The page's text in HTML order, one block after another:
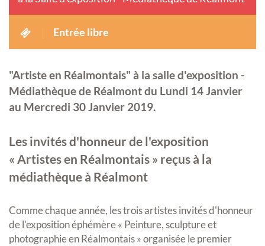
Entrée libre
"Artiste en Réalmontais" à la salle d'exposition -
Médiathèque de Réalmont du Lundi 14 Janvier
au Mercredi 30 Janvier 2019.
Les invités d'honneur de l'exposition
« Artistes en Réalmontais » reçus à la
médiathèque à Réalmont
Comme chaque année, les trois artistes invités d'honneur
de l'exposition éphémère « Peinture, sculpture et
photographie en Réalmontais » organisée le premier